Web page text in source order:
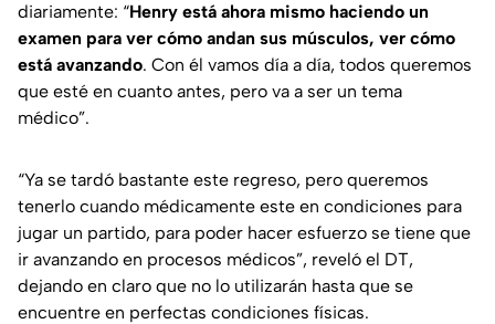
diariamente: “Henry está ahora mismo haciendo un
examen para ver cómo andan sus músculos, ver cómo
está avanzando. Con él vamos día a día, todos queremos
que esté en cuanto antes, pero va a ser un tema
médico”.
“Ya se tardó bastante este regreso, pero queremos
tenerlo cuando médicamente este en condiciones para
jugar un partido, para poder hacer esfuerzo se tiene que
ir avanzando en procesos médicos”, reveló el DT,
dejando en claro que no lo utilizarán hasta que se
encuentre en perfectas condiciones físicas.